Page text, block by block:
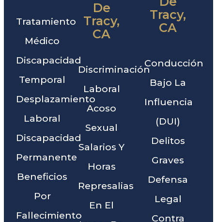
Tratamiento
Médico
Discapacidad
Temporal
Desplazamiento
Laboral
Discapacidad
Permanente
Beneficios
Por
Fallecimiento
De
Tracy,
CA
Discriminación
Laboral
Acoso
Sexual
Salarios Y
Horas
Represalias
En El
Tracy,
CA
Conducción
Bajo La
Influencia
(DUI)
Delitos
Graves
Defensa
Legal
Contra